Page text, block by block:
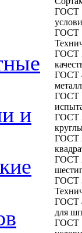
и
ГОСТ
ГОСТ
ГОСТ
ГОСТ
ГОСТ
ГОСТ
ГОСТ
ГОСТ
ГОСТ
ГОСТ
для
ГОСТ